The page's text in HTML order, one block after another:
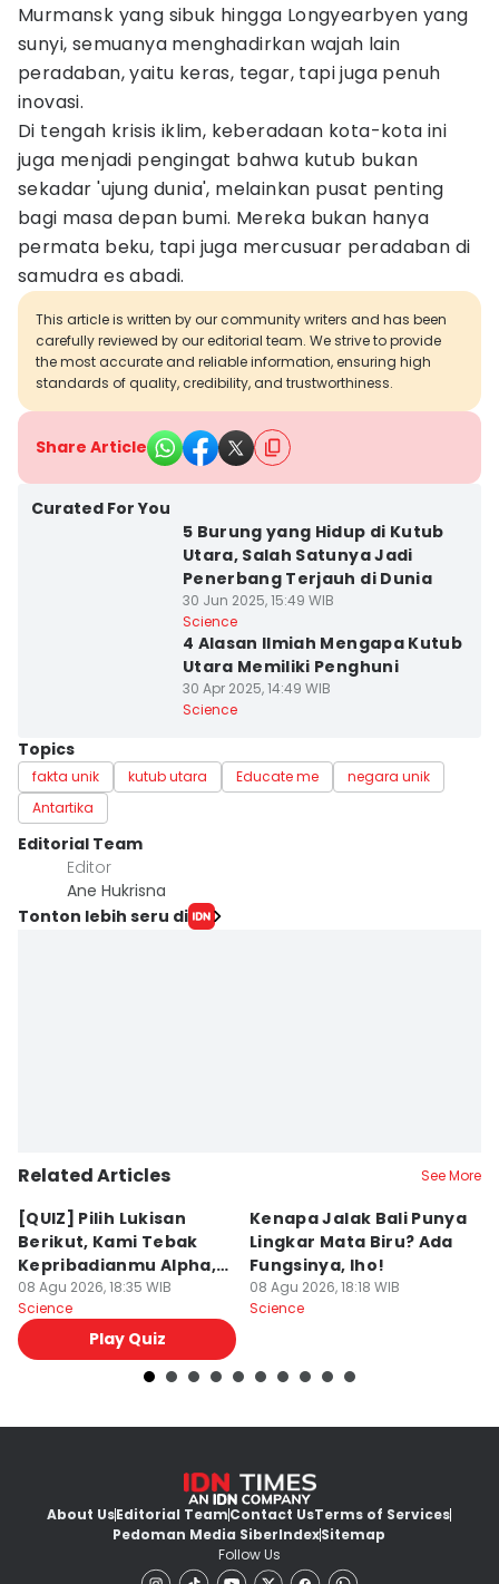
Murmansk yang sibuk hingga Longyearbyen yang
sunyi, semuanya menghadirkan wajah lain
peradaban, yaitu keras, tegar, tapi juga penuh
inovasi.
Di tengah krisis iklim, keberadaan kota-kota ini
juga menjadi pengingat bahwa kutub bukan
sekadar 'ujung dunia', melainkan pusat penting
bagi masa depan bumi. Mereka bukan hanya
permata beku, tapi juga mercusuar peradaban di
samudra es abadi.
This article is written by our community writers and has been
carefully reviewed by our editorial team. We strive to provide
the most accurate and reliable information, ensuring high
standards of quality, credibility, and trustworthiness.
Share Article
Curated For You
5 Burung yang Hidup di Kutub
Utara, Salah Satunya Jadi
Penerbang Terjauh di Dunia
30 Jun 2025, 15:49 WIB
Science
4 Alasan Ilmiah Mengapa Kutub
Utara Memiliki Penghuni
30 Apr 2025, 14:49 WIB
Science
Topics
fakta unik kutub utara Educate me
negara unik
Antartika
Editorial Team
Editor
Ane Hukrisna
Tonton lebih seru di
Related Articles See More
[QUIZ] Pilih Lukisan
Berikut, Kami Tebak
Kepribadianmu Alpha,
Beta, atau Omega
08 Agu 2026, 18:35 WIB
Science
Play Quiz
Kenapa Jalak Bali Punya
Lingkar Mata Biru? Ada
Fungsinya, lho!
08 Agu 2026, 18:18 WIB
Science
About UsEditorial TeamContact UsTerms of Services
Pedoman Media SiberIndexSitemap
Follow Us